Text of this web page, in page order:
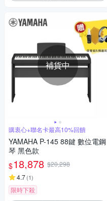
補貨中
購衷心+聯名卡最高10%回饋
YAMAHA P-145 88鍵 數位電鋼
琴 黑色款
$18,878 $20,298
4.7(1)
限時下殺